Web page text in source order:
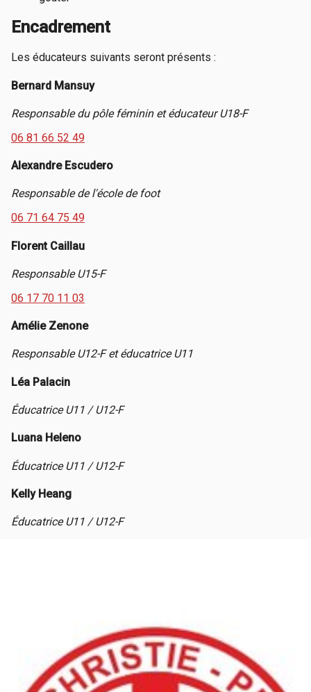
Encadrement
Les éducateurs suivants seront présents :
Bernard Mansuy
Responsable du pôle féminin et éducateur U18-F
06 81 66 52 49
Alexandre Escudero
Responsable de l'école de foot
06 71 64 75 49
Florent Caillau
Responsable U15-F
06 17 70 11 03
Amélie Zenone
Responsable U12-F et éducatrice U11
Léa Palacin
Éducatrice U11 / U12-F
Luana Heleno
Éducatrice U11 / U12-F
Kelly Heang
Éducatrice U11 / U12-F